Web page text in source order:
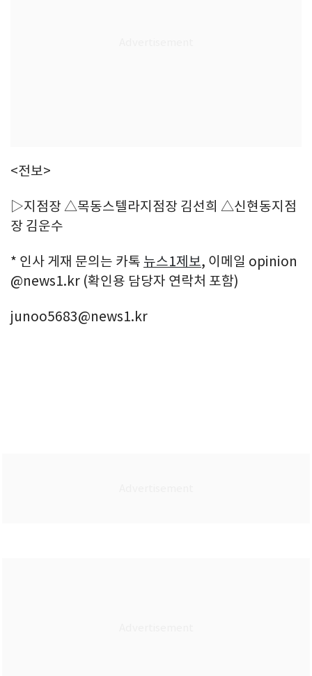
<전보>
▷지점장 △목동스텔라지점장 김선희 △신현동지점
장 김운수
* 인사 게재 문의는 카톡 뉴스1제보, 이메일 opinion
@news1.kr (확인용 담당자 연락처 포함)
junoo5683@news1.kr